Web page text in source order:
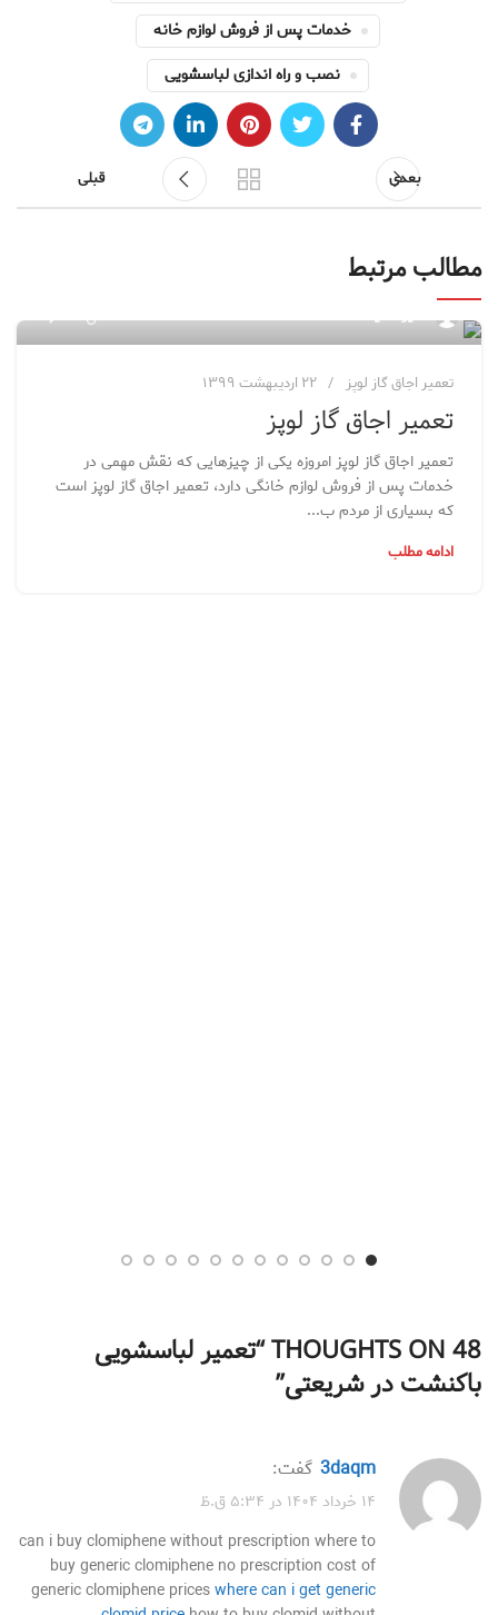
خدمات پس از فروش لوازم خانه
نصب و راه اندازی لباسشویی
بعدی قبلی
مطالب مرتبط
مدیر سایت
تعمیر اجاق گاز لوپز ۲۲ اردیبهشت ۱۳۹۹
تعمیر اجاق گاز لوپز
تعمیر اجاق گاز لوپز امروزه یکی از چیزهایی که نقش مهمی در
خدمات پس از فروش لوازم خانگی دارد، تعمیر اجاق گاز لوپز است
که بسیاری از مردم ب...
ادامه مطلب
48 THOUGHTS ON “
تعمیر لباسشویی
باکنشت در شریعتی”
3daqm گفت:
۱۴ خرداد ۱۴۰۴ در ۵:۳۴ ق.ظ
can i buy clomiphene without prescription where to
buy generic clomiphene no prescription cost of
generic clomiphene priceswhere can i get generic